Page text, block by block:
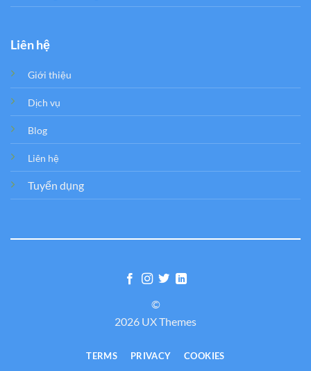
Liên hệ
Giới thiệu
Dịch vụ
Blog
Liên hệ
Tuyển dụng
©
2026 UX Themes
TERMS PRIVACY COOKIES